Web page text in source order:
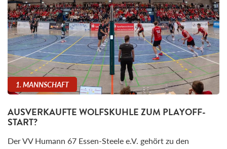
1. MANNSCHAFT
AUSVERKAUFTE WOLFSKUHLE ZUM PLAYOFF-
START?
Der VV Humann 67 Essen-Steele e.V. gehört zu den